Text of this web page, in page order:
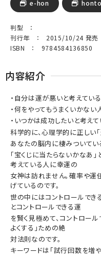
e-hon honto
判型 ：
刊行年 ： 2015/10/24 発売
ISBN ： 9784584136850
内容紹介
・自分は運が悪いと考えてい
・何をやってもうまくいかない
・いつかは成功したいと考え
科学的に、心理学的に正しい
あなたの脳内に棲みついてい
「宝くじに当たらないかなあ
考えている人に幸運の
女神は訪れません。確率や
げているのです。
世の中にはコントロールでき
とコントロールできる運
を賢く見極めて、コントロー
よくする」ための絶
対法則なのです。
キーワードは「試行回数を増や